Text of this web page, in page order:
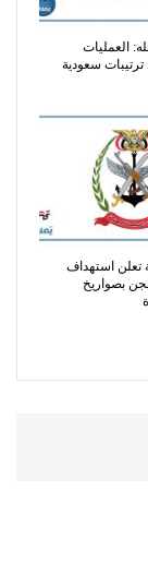
العمليات
ترتيبات سعودية
تعلن استهداف
بصواريخ